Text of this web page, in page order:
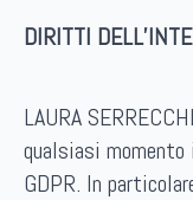
DIRITTI
LAURA
qualsiasi
GDPR. In